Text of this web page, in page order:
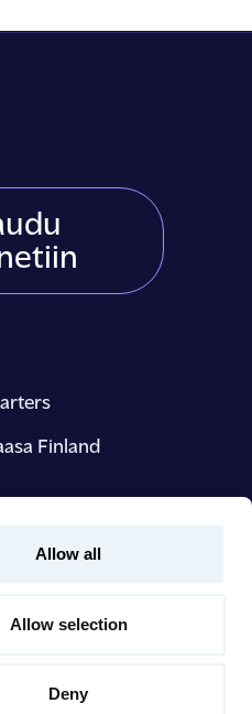
Allow all
Allow selection
Deny
Finland